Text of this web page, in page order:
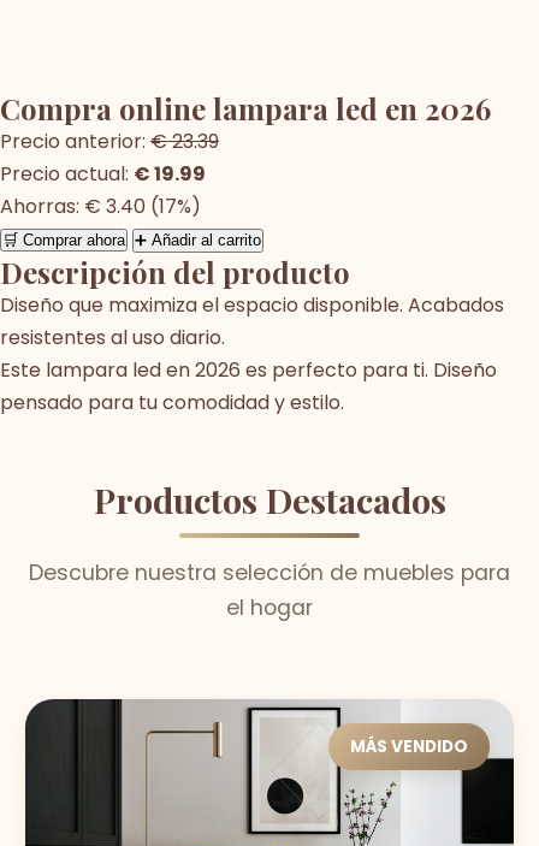
Compra online lampara led en 2026
Precio anterior: € 23.39
Precio actual: € 19.99
Ahorras: € 3.40 (17%)
🛒 Comprar ahora ➕ Añadir al carrito
Descripción del producto
Diseño que maximiza el espacio disponible. Acabados
resistentes al uso diario.
Este lampara led en 2026 es perfecto para ti. Diseño
pensado para tu comodidad y estilo.
Productos Destacados
Descubre nuestra selección de muebles para
el hogar
MÁS VENDIDO